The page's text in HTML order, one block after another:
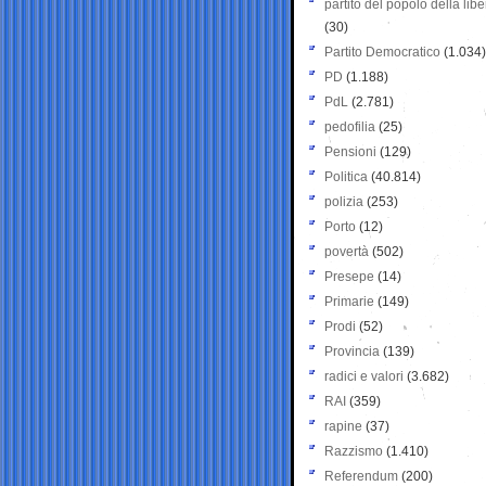
partito del popolo della
(30)
Partito Democratico (1.034)
PD (1.188)
PdL (2.781)
pedofilia (25)
Pensioni (129)
Politica (40.814)
polizia (253)
Porto (12)
povertà (502)
Presepe (14)
Primarie (149)
Prodi (52)
Provincia (139)
radici e valori (3.682)
RAI (359)
rapine (37)
Razzismo (1.410)
Referendum (200)